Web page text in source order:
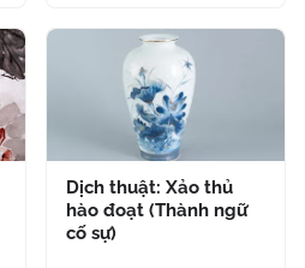
Dịch thuật: Xảo thủ
hào đoạt (Thành ngữ
cố sự)